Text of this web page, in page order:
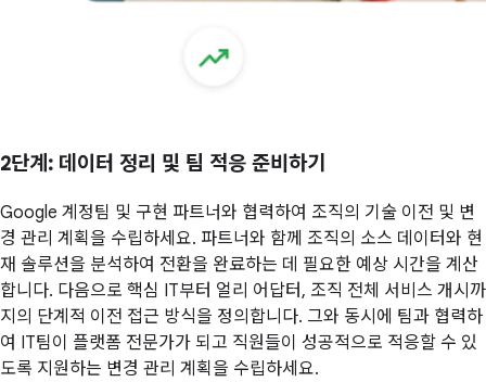
2단계 : 데이터 정리 및 팀 적응 준비하기
Google 계정팀 및 구현 파트너와 협력하여 조직의 기술 이전 및 변
경 관리 계획을 수립하세요. 파트너와 함께 조직의 소스 데이터와 현
재 솔루션을 분석하여 전환을 완료하는 데 필요한 예상 시간을 계산
합니다. 다음으로 핵심 IT부터 얼리 어답터, 조직 전체 서비스 개시까
지의 단계적 이전 접근 방식을 정의합니다. 그와 동시에 팀과 협력하
여 IT팀이 플랫폼 전문가가 되고 직원들이 성공적으로 적응할 수 있
도록 지원하는 변경 관리 계획을 수립하세요.